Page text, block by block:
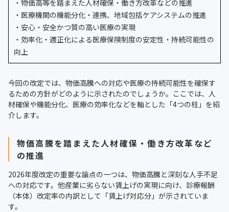
・物価高等を踏まえた人材確保・働き方改革などの推進
・医療機関の機能分化・連携、地域包括ケアシステムの推進
・安心・安全かつ質の高い医療の実現
・効率化・適正化による医療保険制度の安定性・持続可能性の
向上
今回の改定では、物価高騰への対応や医療の持続可能性を確保す
るための方針がどのように示されたのでしょうか。ここでは、人
材確保や機能分化、医療の効率化などを軸とした「4つの柱」を紹
介します。
物価高騰を踏まえた人材確保・働き方改革など
の推進
2026年度改定の重要な論点の一つは、物価高騰と深刻な人手不足
への対応です。他産業に劣らない賃上げの実現に向け、診療報酬
（本体）改定率の内訳として「賃上げ対応分」が示されていま
す。